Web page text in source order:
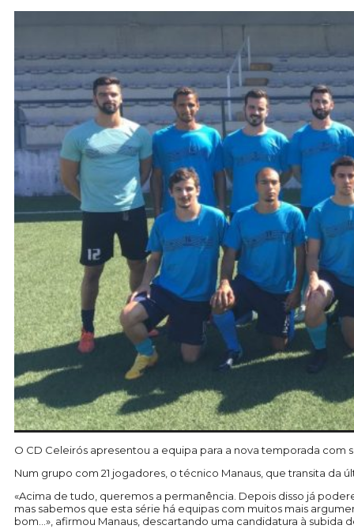
O CD Celeirós apresentou a equipa para a nova temporada
Num grupo com 21 jogadores, o técnico Manaus, que transita
«Acima de tudo, queremos a permanência. Depois disso já
mas sabemos que esta série há equipas com muitos mais
bom…», afirmou Manaus, descartando uma candidatura à subida